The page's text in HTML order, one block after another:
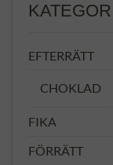
EFTERRÄTT
CHOKLAD
FIKA
FÖRRÄTT